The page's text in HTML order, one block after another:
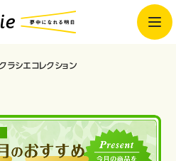
クラシエコレクション